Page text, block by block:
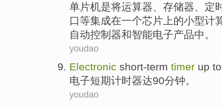
单片机是将运算器 存储器
定
口等集成在一个芯片上的小型计
自动控制器和智能电子产品中。
youdao
Electronic short-term timer up to
电子短期计时器达90分钟。
youdao